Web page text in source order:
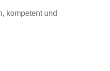
kompetent und